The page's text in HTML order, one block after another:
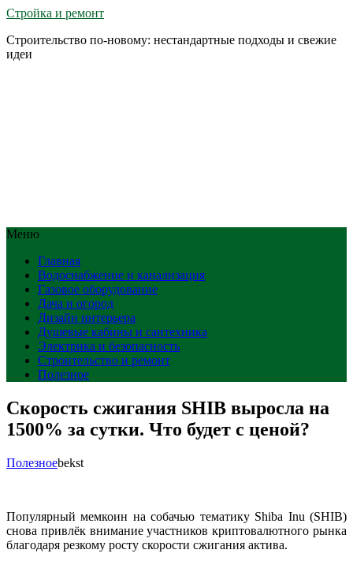
Стройка и ремонт
Строительство по-новому: нестандартные подходы и свежие
идеи
Меню
Главная
Водоснабжение и канализация
Газовое оборудование
Дача и огород
Дизайн интерьера
Душевые кабины и сантехника
Электрика и безопасность
Строительство и ремонт
Полезное
Скорость сжигания SHIB выросла на
1500% за сутки. Что будет с ценой?
Полезноеbekst
Популярный мемкоин на собачью тематику Shiba Inu (SHIB)
снова привлёк внимание участников криптовалютного рынка
благодаря резкому росту скорости сжигания актива.